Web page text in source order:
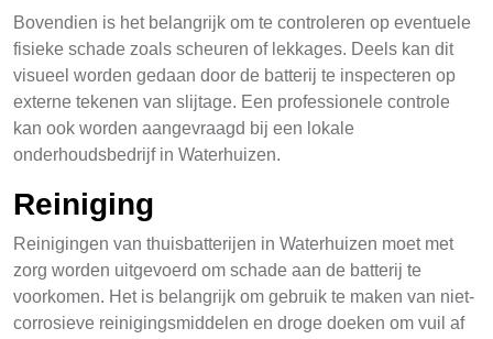
Bovendien is het belangrijk om te controleren op eventuele
fisieke schade zoals scheuren of lekkages. Deels kan dit
visueel worden gedaan door de batterij te inspecteren op
externe tekenen van slijtage. Een professionele controle
kan ook worden aangevraagd bij een lokale
onderhoudsbedrijf in Waterhuizen.
Reiniging
Reinigingen van thuisbatterijen in Waterhuizen moet met
zorg worden uitgevoerd om schade aan de batterij te
voorkomen. Het is belangrijk om gebruik te maken van niet-
corrosieve reinigingsmiddelen en droge doeken om vuil af